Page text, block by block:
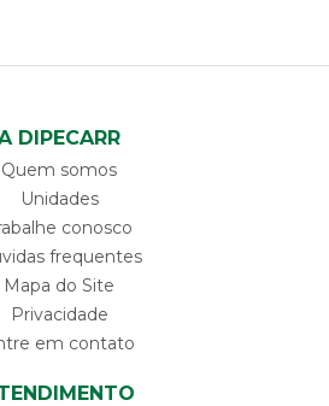
DIPECARR
Quem somos
Unidades
conosco
frequentes
Mapa do Site
Privacidade
em contato